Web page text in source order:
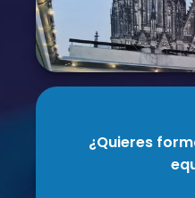
¿Quieres